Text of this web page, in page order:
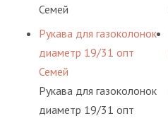
Семей
Рукава для газоколонок
диаметр 19/31 опт
Семей
Рукава для газоколонок
диаметр 19/31 опт